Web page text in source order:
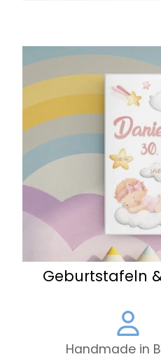
Geburtstafeln
Handmade in